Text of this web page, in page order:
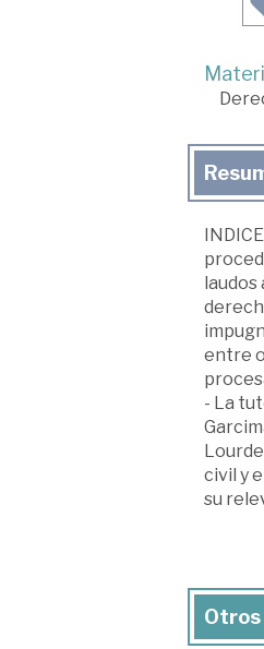
laudos
entre
- La
civil y
su
Otros